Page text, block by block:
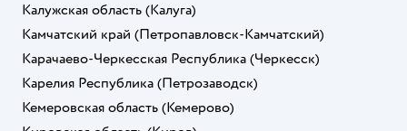
Калужская область (Калуга)
Камчатский край (Петропавловск-Камчатский)
Карачаево-Черкесская Республика (Черкесск)
Карелия Республика (Петрозаводск)
Кемеровская область (Кемерово)